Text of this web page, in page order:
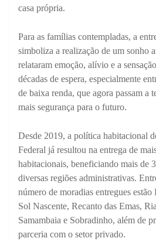
casa própria.
Para as famílias contempladas, a
simboliza a realização de um sonho
relataram emoção, alívio e a
décadas de espera, especialmente
de baixa renda, que agora passam a
mais segurança para o futuro.
Desde 2019, a política habitacional
Federal já resultou na entrega de
habitacionais, beneficiando mais de
diversas regiões administrativas.
número de moradias entregues estão
Sol Nascente, Recanto das Emas,
Samambaia e Sobradinho, além de
parceria com o setor privado.